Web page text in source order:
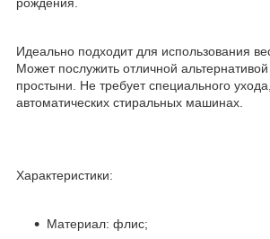
Идеально подходит для использования
Может послужить отличной
простыни. Не требует специального
автоматических стиральных машинах.
Характеристики:
Материал: флис;